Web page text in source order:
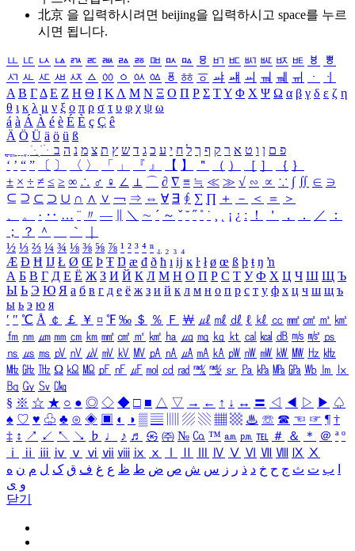
北京 을 입력하시려면 beijing을 입력하시고 space를 누르
시면 됩니다.
ㅥ ㅦ ㅧ ㅨ ㅩ ㅪ ㅫ ㅬ ㅭ ㅮ ㅯ ㅰ ㅱ ㅲ ㅳ ㅴ ㅵ ㅶ ㅷ ㅸ
ㅹ
ㅺ ㅻ ㅼ ㅽ ㅾ ㅿ ㆀ ㆁ ㆂ ㆃ ㆄ ㆅ ㆆ ㆇ ㆈ ㆉ ㆊ ㆋ ㆌ ㆍ
ㆎ
Α Β ΓΔ Ε Ζ Η Θ Ι ΚΛ Μ Ν Ξ Ο Π Ρ Σ ΤΥ Φ Χ Ψ Ω α β γ δ ε ζ η
θ ι κ λ μ ν ξ ο π ρ σ τ υ φ χ ψ ω
á à Á À é è É È ç Ç ê
Ä Ö Ü ä ö ü ß
ִֶֹ ֻּ ׁׂ פ ם ן ו ט א ר ק ף ך ל ח י ע כ ג ד ש ץ ת צ מ נ ה ב
‘ ’ “ ” 〔 〕 〈 〉 「 」 『 』 【 】 ＂ （ ） ［ ］ ｛ ｝
± × ÷ ≠ ≤ ≥ ∞ ∴ ♂ ♀ ∠ ⊥ ⌒ ∂ ∇ ≡ ≒ ≪ ≫ √ ∽ ∝ ∵ ∫ ∬ ∈ ∋
⊆ ⊇ ⊂ ⊃ ∪ ∩ ∧ ∨ ￢ ⇒ ⇔ ∀ ∃ ∮ ∑ ∏ ＋ － ＜ ＝
＞
、
。 · ‥ … ¨ 〃 ― ＼ ∼ ´ ～ ˇ ˘ ˝ ˚ ˙ ¸ ¡ ¿ ː ！ ＇ ， ． ／
：
；
？ ＾ ｀
½ ⅓ ⅔ ¼ ¾ ⅛ ⅜ ⅝ ⅞ ¹ ² ³ ⁴ ⁿ ₁ ₂ ₃ ₄
Æ Ð Ħ Ĳ Ł Ø Œ Þ Ŧ Ŋ æ đ ð ħ ı ĳ ĸ ŀ ł ø œ ß þ ŧ ŋ ŉ
А Б В Г Д Е Ё Ж З И Й К Л М Н О П Р С Т У Ф Х Ц Ч Ш Щ Ъ
Ы Ь Э Ю Я а б в г д е ё ж з и й к л м н о п р с т у ф х ц ч ш щ ъ
ы ь э ю я
′ ″ ℃ Å ￠ ￡ ￥ ¤ ℉ ‰ ＄ ％ Ｆ ￦ ㎕ ㎖ ㎗ ℓ ㎘ ㏄ ㎣ ㎤ ㎥ ㎦
㎙ ㎚ ㎛ ㎜ ㎝ ㎞ ㎟ ㎠ ㎡ ㎢ ㏊ ㎍ ㎎ ㎏ ㏏ ㎈ ㎉ ㏈ ㎧ ㎨ ㎰
㎱ ㎲ ㎳ ㎴ ㎵ ㎶ ㎷ ㎸ ㎹ ㎀ ㎁ ㎂ ㎃ ㎄ ㎺ ㎻ ㎽ ㎾ ㎿ ㎐ ㎑
㎒ ㎓ ㎔ Ω ㏀ ㏁ ㎊ ㎋ ㎌ ㏖ ㏅ ㎭ ㎮ ㎯ ㏛ ㎩ ㎪ ㎫ ㎬ ㏝ ㏐
㏓
㏃ ㏉ ㏜ ㏆
§ ※ ☆ ★ ○ ● ◎ ◇ ◆ □ ■ △ ▽ → ← ↑ ↓ ↔ 〓 ◁ ◀ ▷ ▶ ♤
♠ ♡ ♥ ♧ ♣ ⊙ ◈ ▣ ◐ ◑ ▒ ▤ ▨ ▧ ▦ ▩ ♨ ☏ ☎ ☜ ☞ ¶ †
‡ ↕ ↗ ↙ ↖ ↘ ♭ ♩ ♪ ♬ ㉿ ㈜ № ㏇ ™ ㏂ ㏘ ℡ ＃ ＆ ＊ ＠ ª º
ⅰ
ⅱ ⅲ ⅳ ⅴ ⅵ ⅶ ⅷ ⅸ ⅹ Ⅳ Ⅴ Ⅵ Ⅶ Ⅷ Ⅸ Ⅹ
ب ت ث ج ح خ د ذ ر ز س ش ص ض ط ظ ع غ ف ق ک ل م ن ه
و ی
닫기